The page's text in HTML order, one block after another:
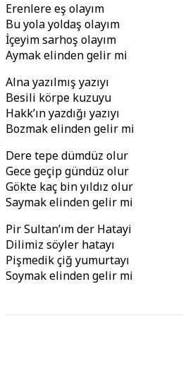
Erenlere eş olayım
Bu yola yoldaş olayım
İçeyim sarhoş olayım
Aymak elinden gelir mi
Alna yazılmış yazıyı
Besili körpe kuzuyu
Hakk’ın yazdığı yazıyı
Bozmak elinden gelir mi
Dere tepe dümdüz olur
Gece geçip gündüz olur
Gökte kaç bin yıldız olur
Saymak elinden gelir mi
Pir Sultan’ım der Hatayi
Dilimiz söyler hatayı
Pişmedik çiğ yumurtayı
Soymak elinden gelir mi